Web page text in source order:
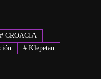
# CROACIA
# Klepetan